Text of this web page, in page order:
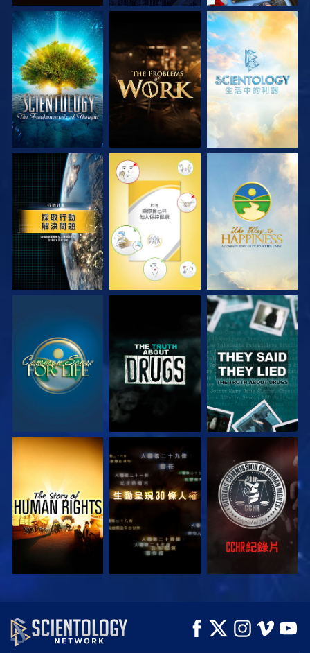
探索系列節目 探索系列節目 探索系列節目
觀看 觀看 觀看
觀看 觀看 觀看
觀看 觀看 觀看
觀看 探索系列節目